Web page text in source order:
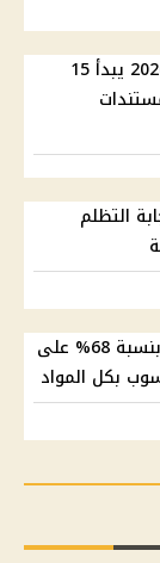
صرف تكافل وكرامة أغسطس 2026 يبدأ 15
التظلم
طالبة بكفر الشيخ تظهر ناجحة بنسبة 68% على
بكل المواد